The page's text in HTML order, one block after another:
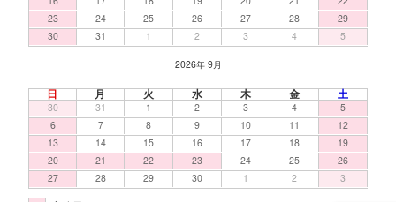
23
24 25 26 27 28
29
30
31 1 2 3 4 5
2026年 9月
日 月 火 水 木 金 土
30 31 1 2 3 4
5
6
7 8 9 10 11
12
13
14 15 16 17 18
19
20
21 22 23 24 25
26
27
28 29 30 1 2 3